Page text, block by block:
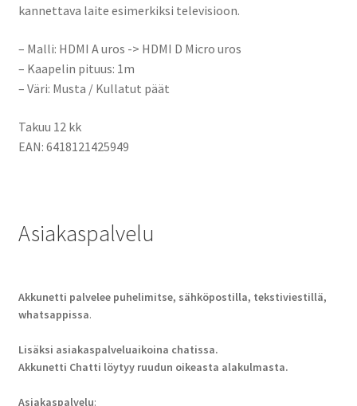
kannettava laite esimerkiksi televisioon.
– Malli: HDMI A uros -> HDMI D Micro uros
– Kaapelin pituus: 1m
– Väri: Musta / Kullatut päät
Takuu 12 kk
EAN: 6418121425949
Asiakaspalvelu
Akkunetti palvelee puhelimitse, sähköpostilla, tekstiviestillä,
whatsappissa.
Lisäksi asiakaspalveluaikoina chatissa.
Akkunetti Chatti löytyy ruudun oikeasta alakulmasta.
Asiakaspalvelu: